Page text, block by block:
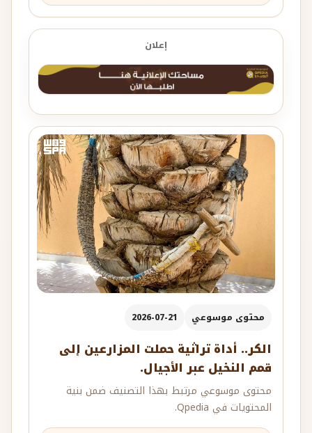
إعلان
محتوى موسوعي 2026-07-21
الكر.. أداة تراثية حملت المزارعين إلى
قمم النخيل عبر الأجيال.
محتوى موسوعي مرتبط بهذا التصنيف ضمن بنية
المحتويات في Qpedia.